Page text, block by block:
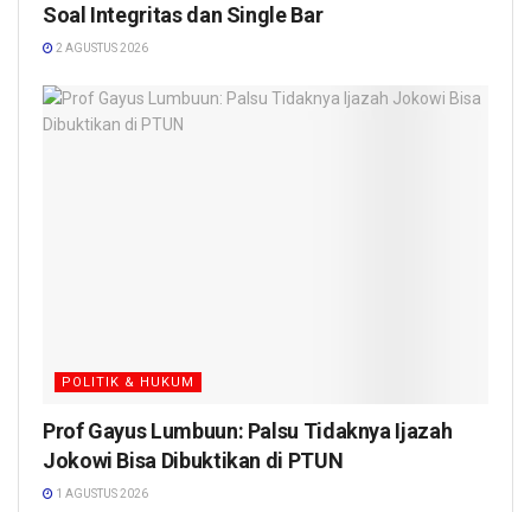
Soal Integritas dan Single Bar
2 AGUSTUS 2026
POLITIK & HUKUM
Prof Gayus Lumbuun: Palsu Tidaknya Ijazah
Jokowi Bisa Dibuktikan di PTUN
1 AGUSTUS 2026